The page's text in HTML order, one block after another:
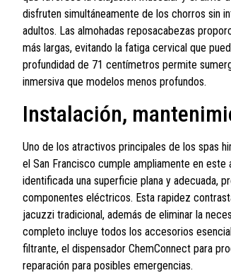
disfruten simultáneamente de los chorros sin
adultos. Las almohadas reposacabezas
más largas, evitando la fatiga cervical que
profundidad de 71 centímetros permite
inmersiva que modelos menos profundos.
Instalación,
Uno de los atractivos principales de los spas
el San Francisco cumple ampliamente en
identificada una superficie plana y adecuada,
componentes eléctricos. Esta rapidez
jacuzzi tradicional, además de eliminar la
completo incluye todos los accesorios
filtrante, el dispensador ChemConnect para
reparación para posibles emergencias.